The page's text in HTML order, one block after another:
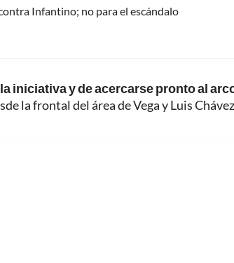
Infantino; no para el escándalo
iniciativa y de acercarse pronto al
la frontal del área de Vega y Luis